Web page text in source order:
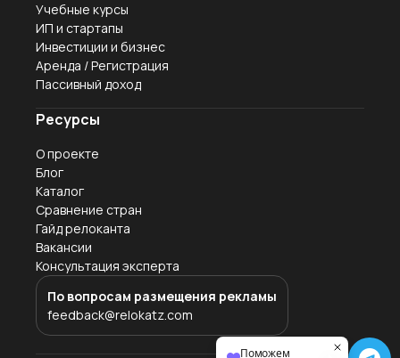
Учебные курсы
ИП и стартапы
Инвестиции и бизнес
Аренда / Регистрация
Пассивный доход
Ресурсы
О проекте
Блог
Каталог
Сравнение стран
Гайд релоканта
Вакансии
Консультация эксперта
По вопросам размещения рекламы
feedback@relokatz.com
Поможем